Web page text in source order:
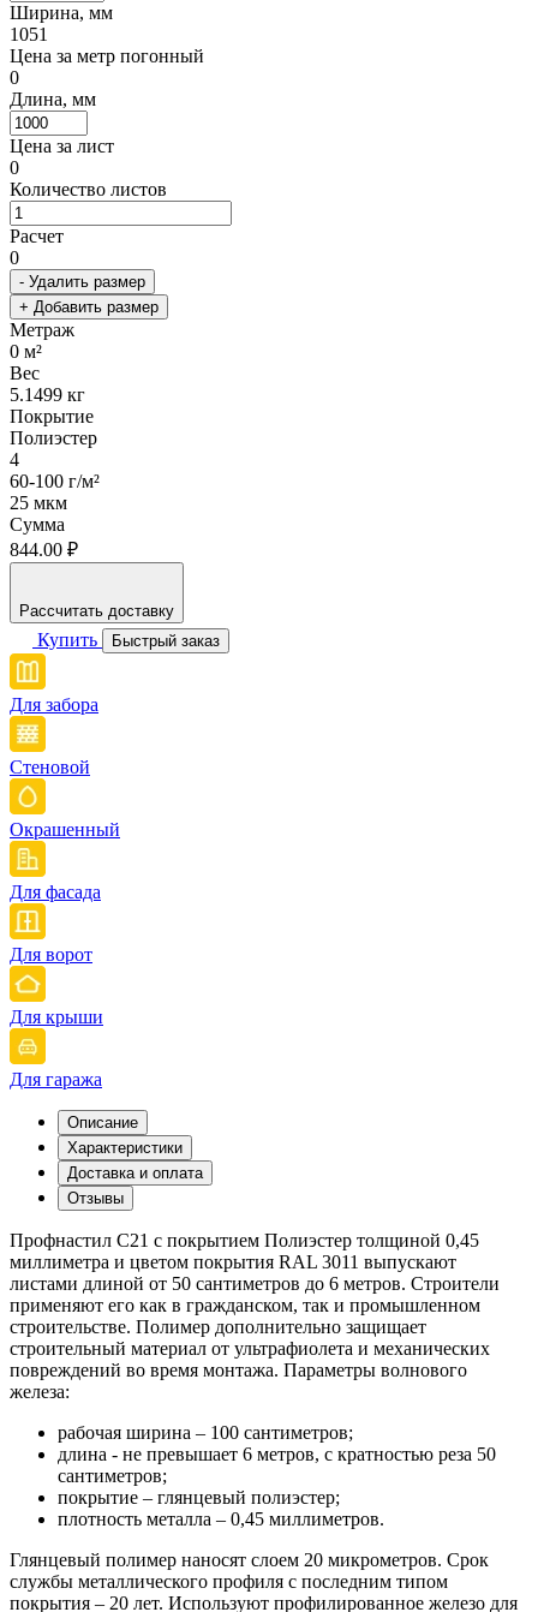
Ширина, мм
1051
Цена за метр погонный
0
Длина, мм
Цена за лист
0
Количество листов
Расчет
0
- Удалить размер
+ Добавить размер
Метраж
0 м²
Вес
5.1499 кг
Покрытие
Полиэстер
4
60-100 г/м²
25 мкм
Сумма
844.00 ₽
Рассчитать доставку
Купить Быстрый заказ
Для забора
Стеновой
Окрашенный
Для фасада
Для ворот
Для крыши
Для гаража
Описание
Характеристики
Доставка и оплата
Отзывы
Профнастил С21 с покрытием Полиэстер толщиной 0,45
миллиметра и цветом покрытия RAL 3011 выпускают
листами длиной от 50 сантиметров до 6 метров. Строители
применяют его как в гражданском, так и промышленном
строительстве. Полимер дополнительно защищает
строительный материал от ультрафиолета и механических
повреждений во время монтажа. Параметры волнового
железа:
рабочая ширина – 100 сантиметров;
длина - не превышает 6 метров, с кратностью реза 50
сантиметров;
покрытие – глянцевый полиэстер;
плотность металла – 0,45 миллиметров.
Глянцевый полимер наносят слоем 20 микрометров. Срок
службы металлического профиля с последним типом
покрытия – 20 лет. Используют профилированное железо для